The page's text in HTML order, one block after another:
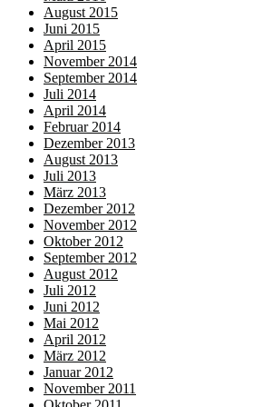
August 2015
Juni 2015
April 2015
November 2014
September 2014
Juli 2014
April 2014
Februar 2014
Dezember 2013
August 2013
Juli 2013
März 2013
Dezember 2012
November 2012
Oktober 2012
September 2012
August 2012
Juli 2012
Juni 2012
Mai 2012
April 2012
März 2012
Januar 2012
November 2011